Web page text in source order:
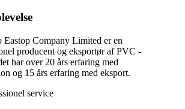
Eastop Company Limited er en
producent og eksportør af PVC -
har over 20 års erfaring med
og 15 års erfaring med eksport.